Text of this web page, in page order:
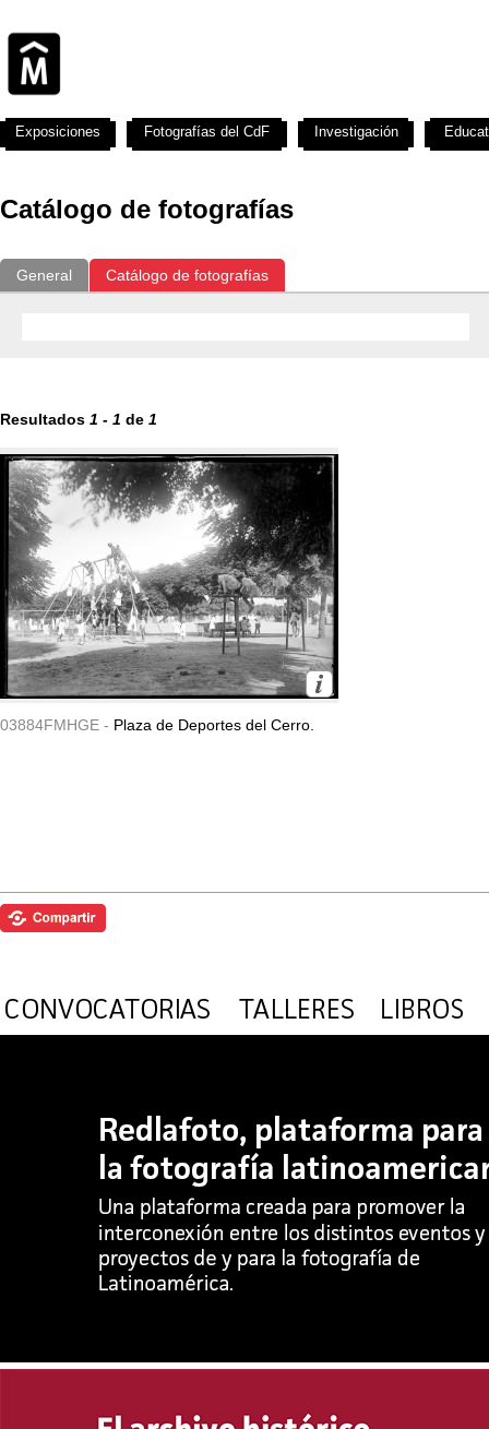
Catálogo de fotografías
General Catálogo de fotografías
Resultados 1 - 1 de 1
03884FMHGE - Plaza de Deportes del Cerro.
Exposiciones Fotografías del CdF Investigación